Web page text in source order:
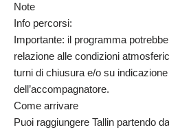
Note
Info percorsi:
Importante: il programma
relazione alle condizioni
turni di chiusura e/o su
dell’accompagnatore.
Come arrivare
Puoi raggiungere Tallin partendo